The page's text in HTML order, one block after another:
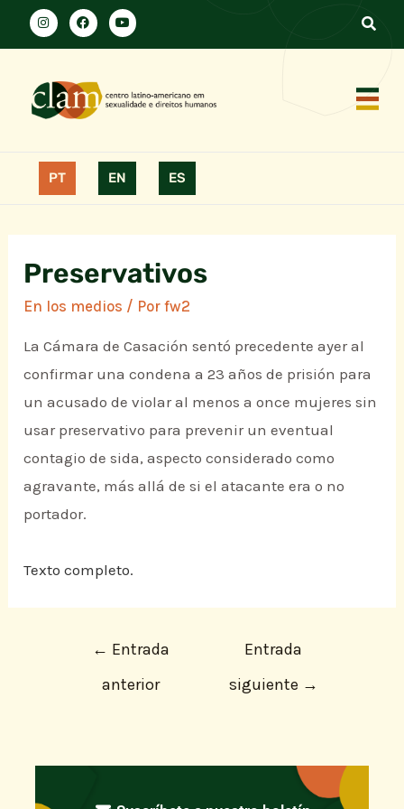
PT EN ES
Preservativos
En los medios / Porfw2
La Cámara de Casación sentó precedente ayer al
confirmar una condena a 23 años de prisión para
un acusado de violar al menos a once mujeres sin
usar preservativo para prevenir un eventual
contagio de sida, aspecto considerado como
agravante, más allá de si el atacante era o no
portador.
Texto completo.
← Entrada
anterior
Entrada
siguiente →